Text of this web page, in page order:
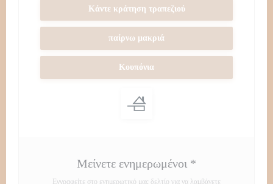
Κάντε κράτηση τραπεζιού
παίρνω μακριά
Κουπόνια
Μείνετε ενημερωμένοι *
Εγγραφείτε στο ενημερωτικό μας δελτίο για να λαμβάνετε